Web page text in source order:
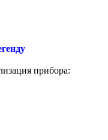
прибора: